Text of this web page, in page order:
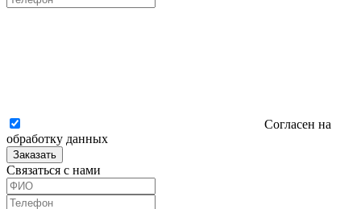
Согласен на
обработку данных
Заказать
Связаться с нами